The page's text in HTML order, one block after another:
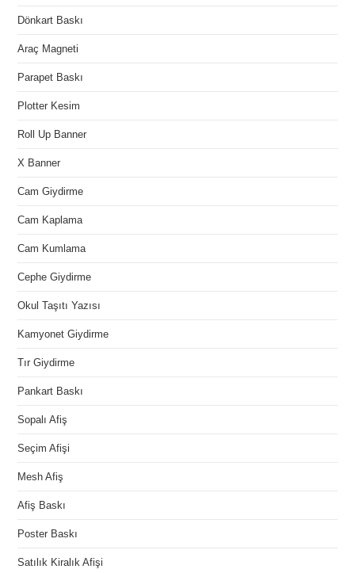
Dönkart Baskı
Araç Magneti
Parapet Baskı
Plotter Kesim
Roll Up Banner
X Banner
Cam Giydirme
Cam Kaplama
Cam Kumlama
Cephe Giydirme
Okul Taşıtı Yazısı
Kamyonet Giydirme
Tır Giydirme
Pankart Baskı
Sopalı Afiş
Seçim Afişi
Mesh Afiş
Afiş Baskı
Poster Baskı
Satılık Kiralık Afişi